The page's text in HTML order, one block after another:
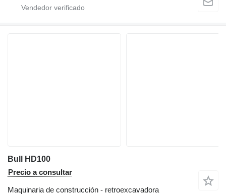
Bull HD100
Precio a consultar
Maquinaria de construcción - retroexcavadora